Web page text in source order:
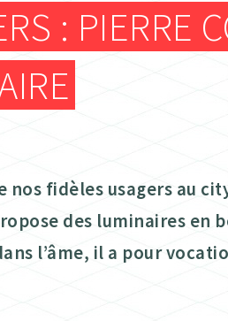
: PIERRE
nos fidèles usagers au
des luminaires en
l’âme, il a pour